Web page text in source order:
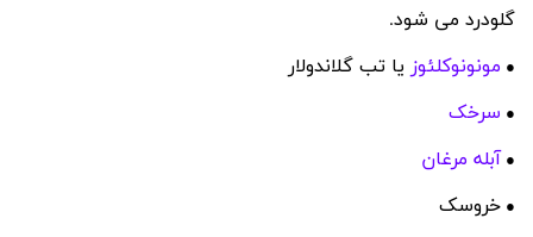
گلودرد می شود.
● مونونوکلئوز یا تب گلاندولار
● سرخک
● آبله مرغان
● خروسک